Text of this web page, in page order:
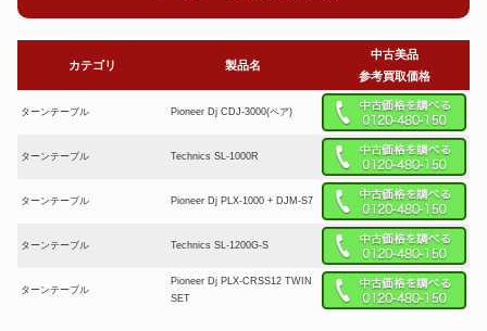
カテゴリ 製品名
中古美品
参考買取価格
ターンテーブル Pioneer Dj CDJ-3000(ペア)
ターンテーブル Technics SL-1000R
ターンテーブル Pioneer Dj PLX-1000 + DJM-S7
ターンテーブル Technics SL-1200G-S
ターンテーブル
Pioneer Dj PLX-CRSS12 TWIN
SET